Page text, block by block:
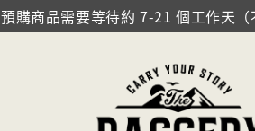
預購商品需要等待約 7-21 個工作天（